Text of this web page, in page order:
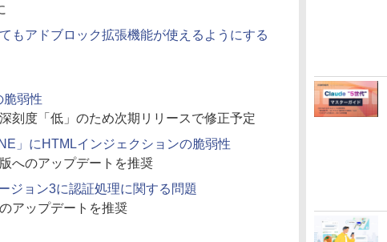
もアドブロック拡張機能が使えるようにする
脆弱性
刻度「低」のため次期リリースで修正予定
」にHTMLインジェクションの脆弱性
へのアップデートを推奨
ジョン3に認証処理に関する問題
アップデートを推奨